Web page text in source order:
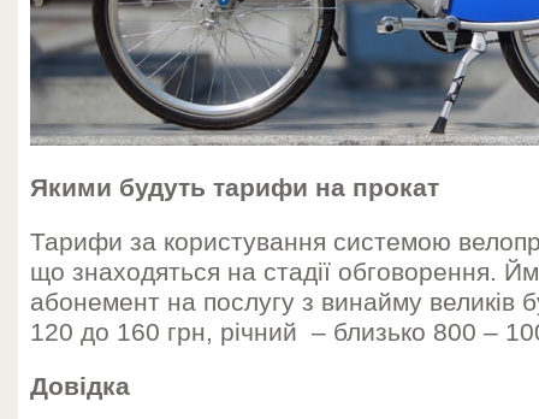
Якими будуть тарифи на прокат
Тарифи за користування системою
що знаходяться на стадії обговорення.
абонемент на послугу з винайму великів
120 до 160 грн, річний – близько 800 –
Довідка